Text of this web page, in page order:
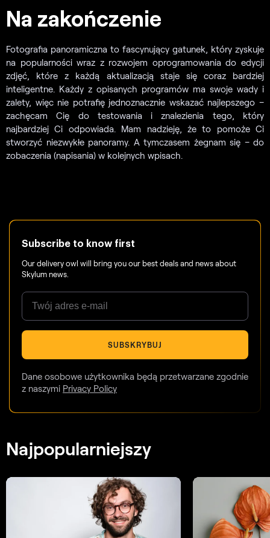
Na zakończenie
Fotografia panoramiczna to fascynujący gatunek, który zyskuje
na popularności wraz z rozwojem oprogramowania do edycji
zdjęć, które z każdą aktualizacją staje się coraz bardziej
inteligentne. Każdy z opisanych programów ma swoje wady i
zalety, więc nie potrafię jednoznacznie wskazać najlepszego –
zachęcam Cię do testowania i znalezienia tego, który
najbardziej Ci odpowiada. Mam nadzieję, że to pomoże Ci
stworzyć niezwykłe panoramy. A tymczasem żegnam się – do
zobaczenia (napisania) w kolejnych wpisach.
Subscribe to know first
Our delivery owl will bring you our best deals and news about
Skylum news.
SUBSKRYBUJ
Dane osobowe użytkownika będą przetwarzane zgodnie
z naszymi Privacy Policy
Najpopularniejszy